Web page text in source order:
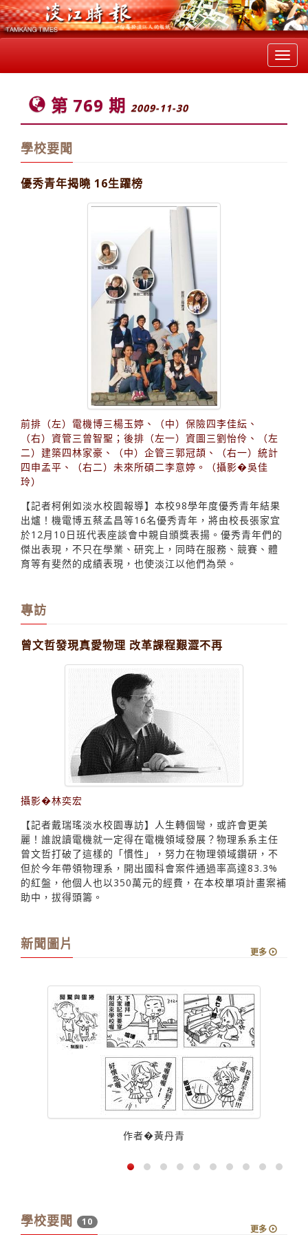
第 769 期 2009-11-30
學校要聞
優秀青年揭曉 16生躍榜
前排（左）電機博三楊玉婷、（中）保險四李佳紜、
（右）資管三曾智聖；後排（左一）資圖三劉怡伶、（左
二）建築四林家豪、（中）企管三郭冠頡、（右一）統計
四申孟平、（右二）未來所碩二李意婷。（攝影�吳佳
玲）
【記者柯俐如淡水校園報導】本校98學年度優秀青年結果
出爐！機電博五蔡孟昌等16名優秀青年，將由校長張家宜
於12月10日班代表座談會中親自頒獎表揚。優秀青年們的
傑出表現，不只在學業、研究上，同時在服務、競賽、體
育等有斐然的成績表現，也使淡江以他們為榮。
專訪
曾文哲發現真愛物理 改革課程艱澀不再
攝影�林奕宏
【記者戴瑞瑤淡水校園專訪】人生轉個彎，或許會更美
麗！誰說讀電機就一定得在電機領域發展？物理系系主任
曾文哲打破了這樣的「慣性」，努力在物理領域鑽研，不
但於今年帶領物理系，開出國科會案件通過率高達83.3%
的紅盤，他個人也以350萬元的經費，在本校單項計畫案補
助中，拔得頭籌。
新聞圖片
更多
作者�黃丹青
學校要聞 10
更多